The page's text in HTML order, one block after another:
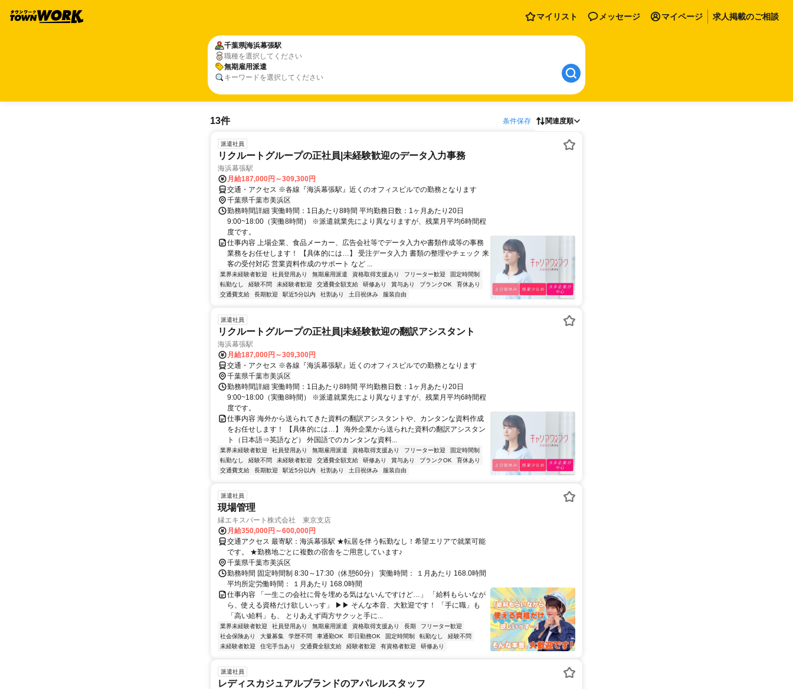
マイリスト メッセージ マイページ 求人掲載のご相談
千葉県海浜幕張駅
職種を選択してください
無期雇用派遣
キーワードを選択してください
13件 条件保存 関連度順
派遣社員
リクルートグループの正社員|未経験歓迎のデータ入力事務
海浜幕張駅
月給187,000円～309,300円
交通・アクセス ※各線『海浜幕張駅』近くのオフィスビルでの勤務となります
千葉県千葉市美浜区
勤務時間詳細 実働時間：1日あたり8時間 平均勤務日数：1ヶ月あたり20日
9:00~18:00（実働8時間） ※派遣就業先により異なりますが、残業月平均6時間程
度です。
仕事内容 上場企業、食品メーカー、広告会社等でデータ入力や書類作成等の事務
業務をお任せします！ 【具体的には…】 受注データ入力 書類の整理やチェック 来
客の受付対応 営業資料作成のサポート など ...
業界未経験者歓迎 社員登用あり 無期雇用派遣 資格取得支援あり フリーター歓迎
固定時間制
転勤なし
経験不問 未経験者歓迎 交通費全額支給 研修あり 賞与あり ブランクOK
育休あり
交通費支給
長期歓迎 駅近5分以内 社割あり 土日祝休み 服装自由
派遣社員
リクルートグループの正社員|未経験歓迎の翻訳アシスタント
海浜幕張駅
月給187,000円～309,300円
交通・アクセス ※各線『海浜幕張駅』近くのオフィスビルでの勤務となります
千葉県千葉市美浜区
勤務時間詳細 実働時間：1日あたり8時間 平均勤務日数：1ヶ月あたり20日
9:00~18:00（実働8時間） ※派遣就業先により異なりますが、残業月平均6時間程
度です。
仕事内容 海外から送られてきた資料の翻訳アシスタントや、カンタンな資料作成
をお任せします！ 【具体的には…】 海外企業から送られた資料の翻訳アシスタン
ト（日本語⇒英語など） 外国語でのカンタンな資料...
業界未経験者歓迎 社員登用あり 無期雇用派遣 資格取得支援あり フリーター歓迎
固定時間制
転勤なし
経験不問 未経験者歓迎 交通費全額支給 研修あり 賞与あり ブランクOK
育休あり
交通費支給
長期歓迎 駅近5分以内 社割あり 土日祝休み 服装自由
派遣社員
現場管理
縁エキスパート株式会社 東京支店
月給350,000円～600,000円
交通アクセス 最寄駅：海浜幕張駅 ★転居を伴う転勤なし！希望エリアで就業可能
です。 ★勤務地ごとに複数の宿舎をご用意しています♪
千葉県千葉市美浜区
勤務時間 固定時間制 8:30～17:30（休憩60分） 実働時間： １月あたり 168.0時間
平均所定労働時間： １月あたり 168.0時間
仕事内容 「一生この会社に骨を埋める気はないんですけど…」 「給料もらいなが
ら、使える資格だけ欲しいっす」 ▶▶ そんな本音、大歓迎です！ 「手に職」も
「高い給料」も、 とりあえず両方サクッと手に...
業界未経験者歓迎 社員登用あり 無期雇用派遣 資格取得支援あり 長期
フリーター歓迎
社会保険あり
大量募集 学歴不問 車通勤OK 即日勤務OK 固定時間制 転勤なし
経験不問
未経験者歓迎
住宅手当あり 交通費全額支給 経験者歓迎 有資格者歓迎 研修あり
派遣社員
レディスカジュアルブランドのアパレルスタッフ